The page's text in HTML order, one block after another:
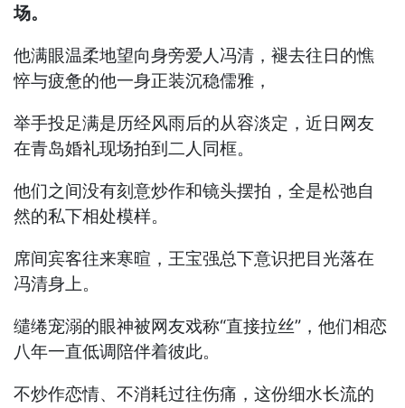
场。
他满眼温柔地望向身旁爱人冯清，褪去往日的憔
悴与疲惫的他一身正装沉稳儒雅，
举手投足满是历经风雨后的从容淡定，近日网友
在青岛婚礼现场拍到二人同框。
他们之间没有刻意炒作和镜头摆拍，全是松弛自
然的私下相处模样。
席间宾客往来寒暄，王宝强总下意识把目光落在
冯清身上。
缱绻宠溺的眼神被网友戏称“直接拉丝”，他们相恋
八年一直低调陪伴着彼此。
不炒作恋情、不消耗过往伤痛，这份细水长流的